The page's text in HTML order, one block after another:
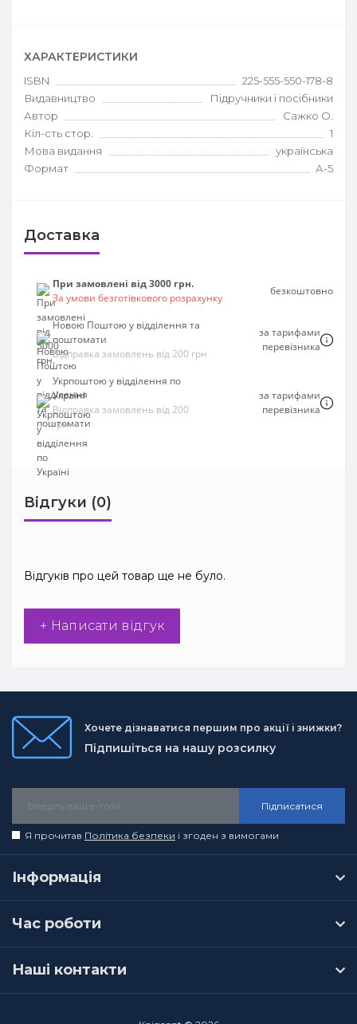
ХАРАКТЕРИСТИКИ
ISBN
225-555-550-178-8
Видавництво
Підручники і посібники
Автор
Сажко О.
Кіл-сть стор.
1
Мова видання
українська
Формат
А-5
Доставка
При замовлені від 3000 грн.
За умови безготівкового розрахунку
безкоштовно
Новою Поштою у відділення та
поштомати
Відправка замовлень від 200 грн
за тарифами
перевізника
Укрпоштою у відділення по
Україні
Відправка замовлень від 200
грн
за тарифами
перевізника
Відгуки (0)
Відгуків про цей товар ще не було.
+ Написати відгук
Хочете дізнаватися першим про акції і знижки?
Підпишіться на нашу розсилку
Підписатися
Я прочитав Політика безпеки і згоден з вимогами
Інформація
Час роботи
Наші контакти